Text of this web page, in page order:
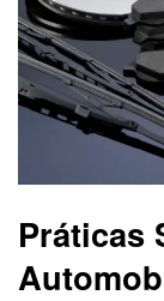
Práticas